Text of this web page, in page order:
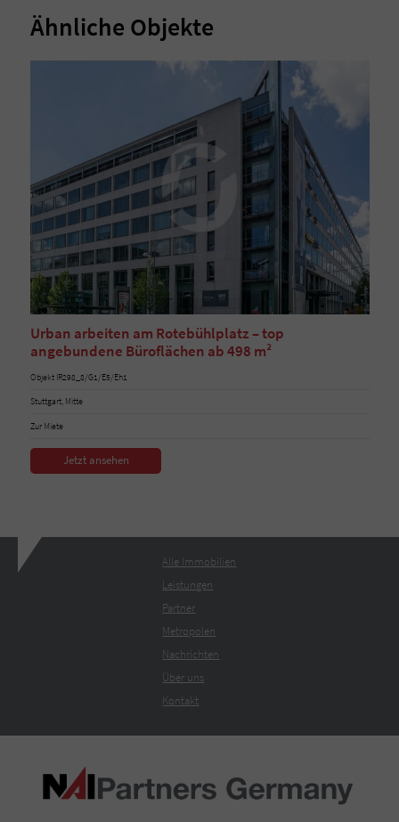
Ähnliche Objekte
Urban arbeiten am Rotebühlplatz – top
angebundene Büroflächen ab 498 m²
Objekt IR298_8/G1/E5/Eh1
Stuttgart, Mitte
Zur Miete
Jetzt ansehen
Alle Immobilien
Leistungen
Partner
Metropolen
Nachrichten
Über uns
Kontakt